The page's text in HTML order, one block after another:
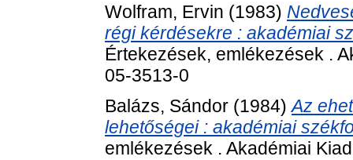
Wolfram, Ervin (1983)
régi kérdésekre : akadémiai
Értekezések, emlékezések .
05-3513-0
Balázs, Sándor (1984)Az
lehetőségei : akadémiai
emlékezések . Akadémiai